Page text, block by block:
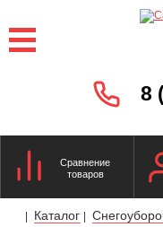
8
Сравнение
товаров
| Каталог |